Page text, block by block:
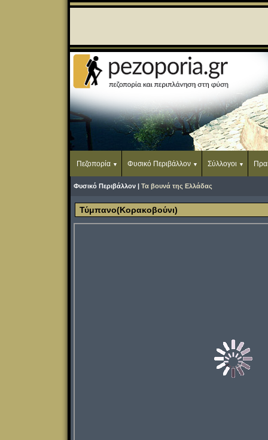
Πεζοπορία Φυσικό Περιβάλλον Σύλλογοι
Φυσικό Περιβάλλον | Τα βουνά της Ελλάδας
Τύμπανο(Κορακοβούνι)